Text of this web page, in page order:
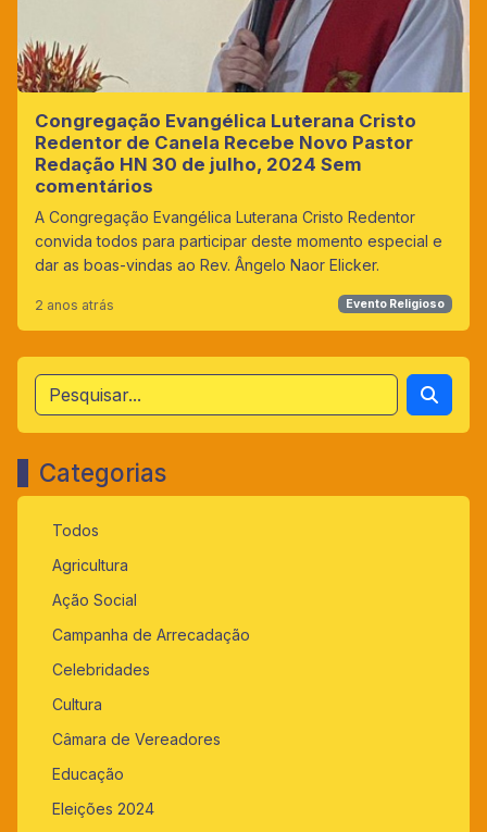
Congregação Evangélica Luterana Cristo
Redentor de Canela Recebe Novo Pastor
Redação HN 30 de julho, 2024 Sem
comentários
A Congregação Evangélica Luterana Cristo Redentor
convida todos para participar deste momento especial e
dar as boas-vindas ao Rev. Ângelo Naor Elicker.
2 anos atrás Evento Religioso
Categorias
Todos
Agricultura
Ação Social
Campanha de Arrecadação
Celebridades
Cultura
Câmara de Vereadores
Educação
Eleições 2024